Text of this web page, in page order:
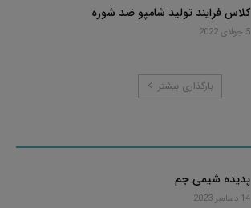
کلاس فرایند تولید شامپو ضد شوره
5 جولای 2022
بارگذاری بیشتر
پدیده شیمی جم
14 دسامبر 2023